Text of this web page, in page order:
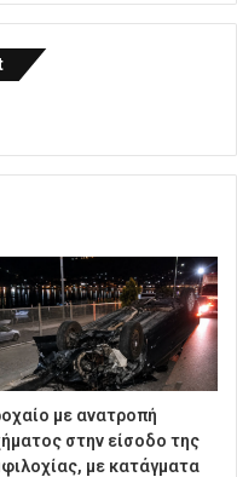
με ανατροπή
στην είσοδο της
με κατάγματα